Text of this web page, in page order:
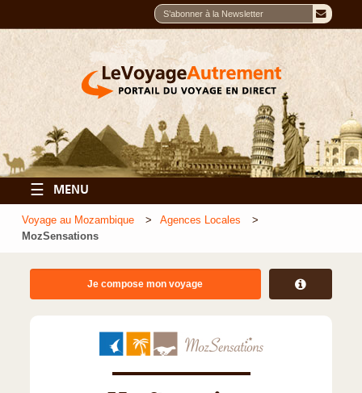
☰ MENU
Voyage au Mozambique
Agences Locales
MozSensations
Je compose mon voyage